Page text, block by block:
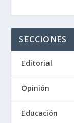
SECCIONES
Editorial
Opinión
Educación